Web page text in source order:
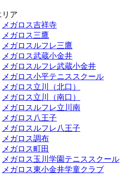
リア
メガロス吉祥寺
メガロス三鷹
メガロスルフレ三鷹
メガロス武蔵小金井
メガロスルフレ武蔵小金井
メガロス小平テニススクール
メガロス立川（北口）
メガロス立川（南口）
メガロスルフレ立川南
メガロス八王子
メガロスルフレ八王子
メガロス調布
メガロス町田
メガロス玉川学園テニススクール
メガロス東小金井学童クラブ